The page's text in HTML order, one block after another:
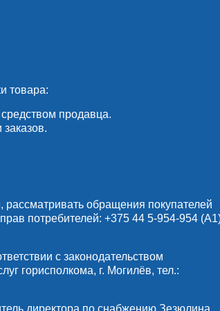
товара:
продавца.
обращения покупателей
потребителей: +375 44 5-954-954
с законодательством
горисполкома, г. Могилёв, тел.:
директора по снабжению Зезюлина